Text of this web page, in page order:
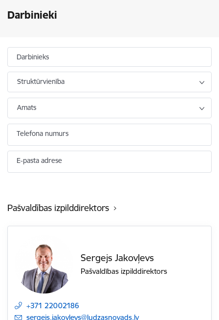
Darbinieki
Darbinieks
Struktūrvienība
Amats
Telefona numurs
E-pasta adrese
Pašvaldības izpilddirektors
Sergejs Jakovļevs
Pašvaldības izpilddirektors
+371 22002186
E-pasts:
sergejs.jakovlevs@ludzasnovads.lv